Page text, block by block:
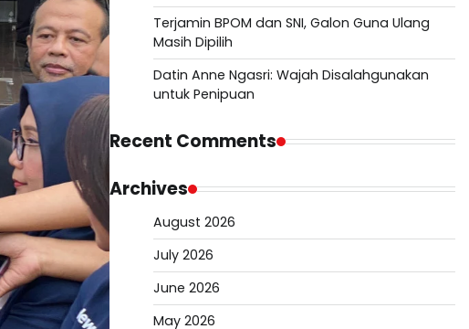
Terjamin BPOM dan SNI, Galon Guna Ulang
Masih Dipilih
Datin Anne Ngasri: Wajah Disalahgunakan
untuk Penipuan
Recent Comments
Archives
August 2026
July 2026
June 2026
May 2026